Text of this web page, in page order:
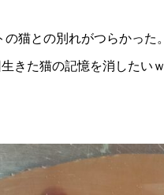
猫との別れがつらかった。
きた猫の記憶を消したいｗ